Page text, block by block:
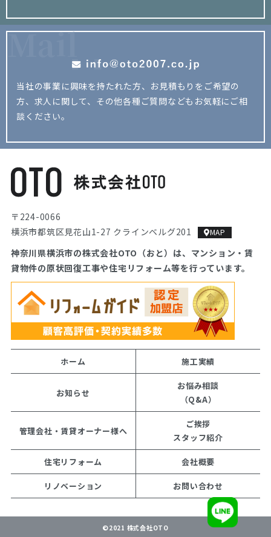
当社の事業に興味を持たれた方、お見積もりをご希望の
方、 求人に関して、その他各種ご質問などもお気軽にご相
談ください。
Mail
〒224-0066
横浜市都筑区見花山1-27 クラインベルグ201
MAP
神奈川県横浜市の株式会社OTO（おと）は、マンション・賃
貸物件の原状回復工事や住宅リフォーム等を行っています。
ホーム 施工実績
お知らせ
お悩み相談
（Q&A）
管理会社・賃貸オーナー様へ
ご挨拶
スタッフ紹介
住宅リフォーム 会社概要
リノベーション お問い合わせ
©2021 株式会社OTO